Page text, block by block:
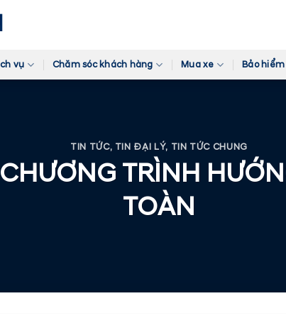
vụ Chăm sóc khách hàng Mua xe Bảo hiểm
TIN TỨC, TIN ĐẠI LÝ, TIN TỨC CHUNG
TRÌNH
TOÀN